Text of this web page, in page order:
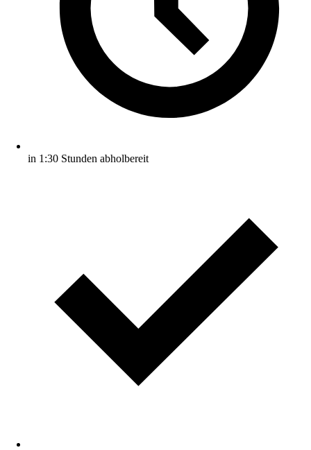
in 1:30 Stunden abholbereit